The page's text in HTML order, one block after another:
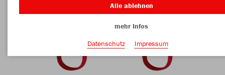
Alle ablehnen
mehr Infos
Datenschutz
Impressum